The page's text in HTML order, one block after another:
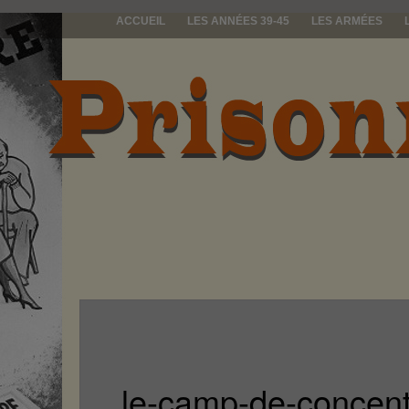
ACCUEIL LES ANNÉES 39-45 LES ARMÉES
prisonniers